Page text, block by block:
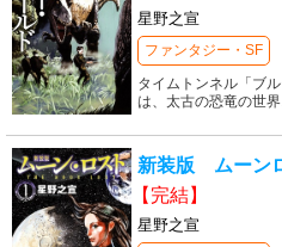
星野之宣
ファンタジー・SF
タイムトンネル「ブ
は、太古の恐竜の世
新装版 ムーン
【完結】
星野之宣